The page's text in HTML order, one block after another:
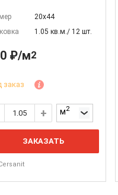
20х44
1.05 кв.м./ 12 шт.
₽/м2
заказ
м2
ЗАКАЗАТЬ